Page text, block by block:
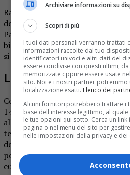
Raggiunta la vetta, la struttura
domenica 10 marzo sempre negli
Palazzo dei Musei (costo 2 euro a
biglietto per chi visita le
si concluderà.
La demolizione
Come si concluderà? Con i
14 e 15.30, aperti ad adulti e
all’artista i segreti della gravità e
tempo (durata 1 ora; costo: 5 euro
demolizione, alle 17.30, forse il
performance di Salvoldi (costo: 5
euro per demolire).
Archiviare informazioni su
Scopri di più
I tuoi dati personali verranno trattati
informazioni raccolte dal tuo
identificatori univoci e altri dati del
essere condivise con questi ultimi,
memorizzate oppure essere usate
sito. Noi e i nostri partner potremmo
localizzazione esatti. Elenco dei
Alcuni fornitori potrebbero trattare i
base dell'interesse legittimo, al
le tue opzioni qui sotto. Cerca un link
pagina o nel menu del sito per
nelle impostazioni della privacy e dei